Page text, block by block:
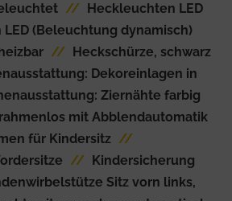
// Heckleuchten LED
(Beleuchtung dynamisch)
// Heckschürze, schwarz
Dekoreinlagen in
Ziernähte farbig
mit Abblendautomatik
für Kindersitz //
// Kindersicherung
Sitz vorn links,